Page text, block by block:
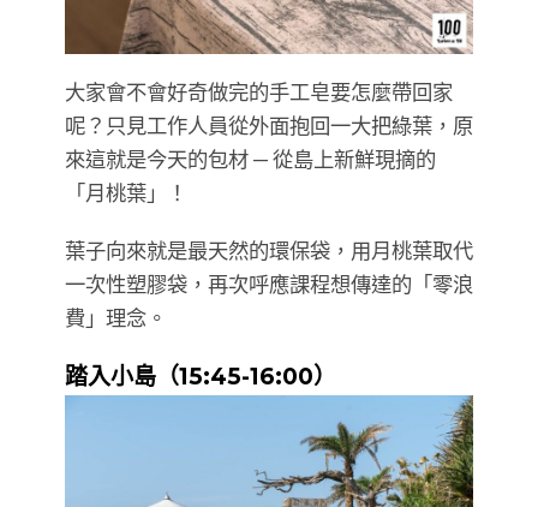
大家會不會好奇做完的手工皂要怎麼帶回家
呢？只見工作人員從外面抱回一大把綠葉，原
來這就是今天的包材 — 從島上新鮮現摘的
「月桃葉」！
葉子向來就是最天然的環保袋，用月桃葉取代
一次性塑膠袋，再次呼應課程想傳達的「零浪
費」理念。
踏入小島（15:45-16:00）